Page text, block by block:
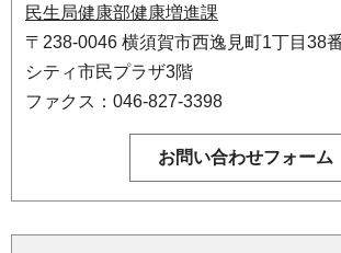
民生局健康部健康増進課
〒238-0046 横須賀市西逸見町1丁目
シティ市民プラザ3階
ファクス：046-827-3398